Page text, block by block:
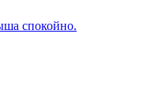
спокойно.